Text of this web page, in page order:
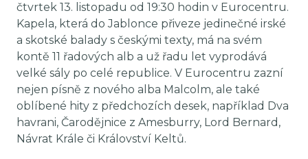
čtvrtek 13. listopadu od 19:30 hodin v Eurocentru.
Kapela, která do Jablonce přiveze jedinečné irské
a skotské balady s českými texty, má na svém
kontě 11 řadových alb a už řadu let vyprodává
velké sály po celé republice. V Eurocentru zazní
nejen písně z nového alba Malcolm, ale také
oblíbené hity z předchozích desek, například Dva
havrani, Čarodějnice z Amesburry, Lord Bernard,
Návrat Krále či Království Keltů.